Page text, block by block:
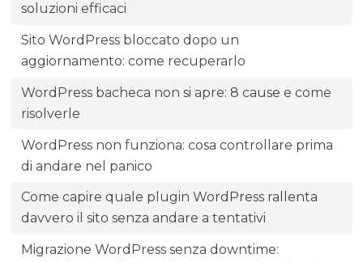
soluzioni efficaci
Sito WordPress bloccato dopo un
aggiornamento: come recuperarlo
WordPress bacheca non si apre: 8 cause e come
risolverle
WordPress non funziona: cosa controllare prima
di andare nel panico
Come capire quale plugin WordPress rallenta
davvero il sito senza andare a tentativi
Migrazione WordPress senza downtime: